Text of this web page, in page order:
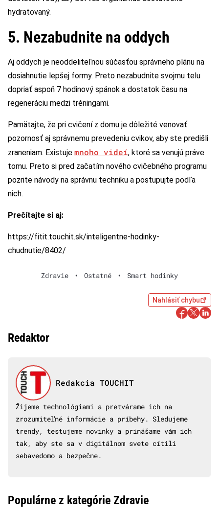
hydratovaný.
5. Nezabudnite na oddych
Aj oddych je neoddeliteľnou súčasťou správneho plánu na
dosiahnutie lepšej formy. Preto nezabudnite svojmu telu
dopriať aspoň 7 hodinový spánok a dostatok času na
regeneráciu medzi tréningami.
Pamätajte, že pri cvičení z domu je dôležité venovať
pozornosť aj správnemu prevedeniu cvikov, aby ste predišli
zraneniam. Existuje mnoho videí, ktoré sa venujú práve
tomu. Preto si pred začatím nového cvičebného programu
pozrite návody na správnu techniku a postupujte podľa
nich.
Prečítajte si aj:
https://fitit.touchit.sk/inteligentne-hodinky-
chudnutie/8402/
Zdravie • Ostatné • Smart hodinky
Nahlásiť chybu
Redaktor
Redakcia TOUCHIT
Žijeme technológiami a pretvárame ich na
zrozumiteľné informácie a príbehy. Sledujeme
trendy, testujeme novinky a prinášame vám ich
tak, aby ste sa v digitálnom svete cítili
sebavedomo a bezpečne.
Populárne z kategórie Zdravie